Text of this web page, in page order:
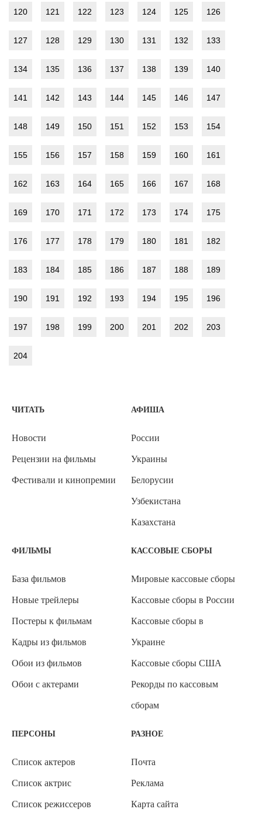
120 121 122 123 124 125 126
127 128 129 130 131 132 133
134 135 136 137 138 139 140
141 142 143 144 145 146 147
148 149 150 151 152 153 154
155 156 157 158 159 160 161
162 163 164 165 166 167 168
169 170 171 172 173 174 175
176 177 178 179 180 181 182
183 184 185 186 187 188 189
190 191 192 193 194 195 196
197 198 199 200 201 202 203
204
ЧИТАТЬ
Новости
Рецензии на фильмы
Фестивали и кинопремии
АФИША
России
Украины
Белорусии
Узбекистана
Казахстана
ФИЛЬМЫ
База фильмов
Новые трейлеры
Постеры к фильмам
Кадры из фильмов
Обои из фильмов
Обои с актерами
КАССОВЫЕ СБОРЫ
Мировые кассовые сборы
Кассовые сборы в России
Кассовые сборы в
Украине
Кассовые сборы США
Рекорды по кассовым
сборам
ПЕРСОНЫ
Список актеров
Список актрис
Список режиссеров
РАЗНОЕ
Почта
Реклама
Карта сайта